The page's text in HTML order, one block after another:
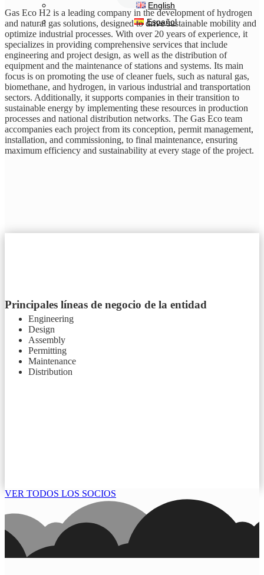
English
Español
Gas Eco H2 is a leading company in the development of hydrogen
and natural gas solutions, designed to drive sustainable mobility and
optimize industrial processes. With over 20 years of experience, it
specializes in providing comprehensive services that include
engineering and project design, as well as the distribution of
equipment and the maintenance of stations and systems. Its main
focus is on promoting the use of cleaner fuels, such as natural gas,
biomethane, and hydrogen, in various industrial and transportation
sectors. Additionally, it supports companies in their transition to
sustainable energy by implementing these resources in production
processes and national distribution networks. The Gas Eco team
accompanies each project from its conception, permit management,
installation, and commissioning, to final maintenance, ensuring
maximum efficiency and sustainability at every stage of the project.
Principales líneas de negocio de la entidad
Engineering
Design
Assembly
Permitting
Maintenance
Distribution
VER TODOS LOS SOCIOS